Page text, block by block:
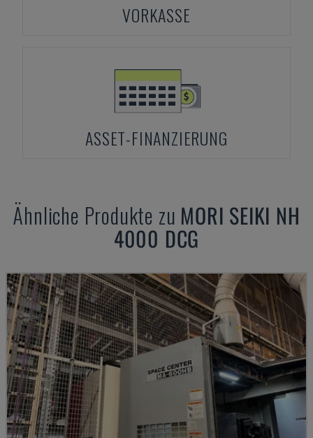
VORKASSE
ASSET-FINANZIERUNG
Ähnliche Produkte zu MORI SEIKI NH
4000 DCG